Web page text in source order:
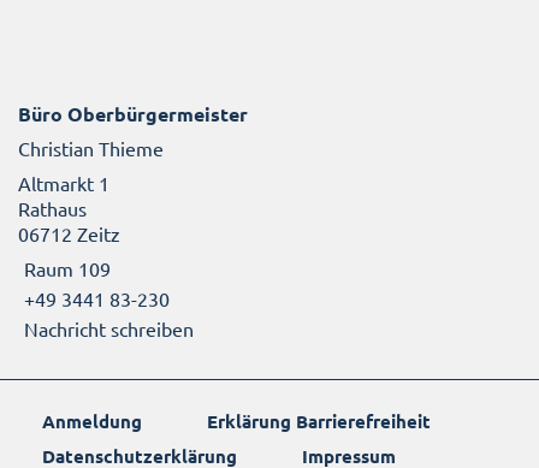
Büro Oberbürgermeister
Christian Thieme
Altmarkt 1
Rathaus
06712 Zeitz
Raum 109
+49 3441 83-230
Nachricht schreiben
Anmeldung
Erklärung Barrierefreiheit
Datenschutzerklärung
Impressum